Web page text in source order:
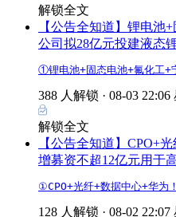
解锁全文
【公告全知道】锂电池
公司拟28亿元投建液态
①锂电池+固态电池+氟化工+
388 人解锁 · 08-03 22:06
解锁全文
【公告全知道】CPO+
增募资不超12亿元用于
①CPO+光纤+数据中心+华为
128 人解锁 · 08-02 22:07